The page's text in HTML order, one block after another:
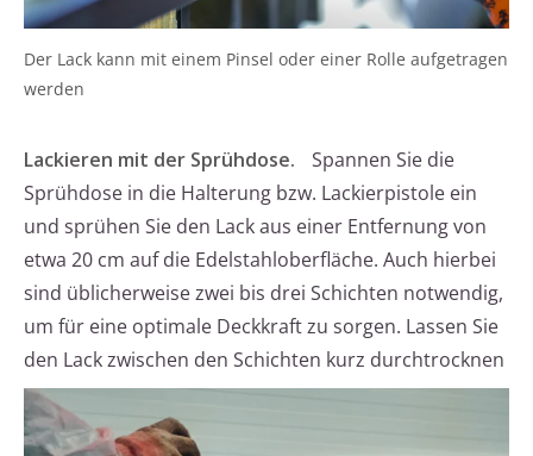
Der Lack kann mit einem Pinsel oder einer Rolle aufgetragen
werden
Lackieren mit der Sprühdose.
Spannen Sie die
Sprühdose in die Halterung bzw. Lackierpistole ein
und sprühen Sie den Lack aus einer Entfernung von
etwa 20 cm auf die Edelstahloberfläche. Auch hierbei
sind üblicherweise zwei bis drei Schichten notwendig,
um für eine optimale Deckkraft zu sorgen. Lassen Sie
den Lack zwischen den Schichten kurz durchtrocknen